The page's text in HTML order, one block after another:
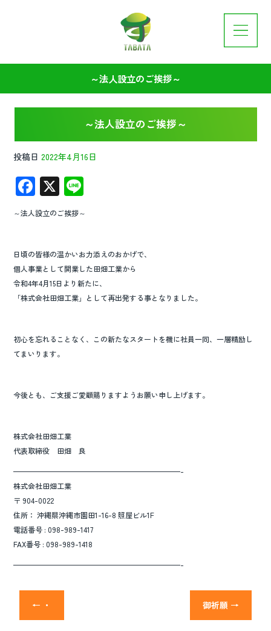
～法人設立のご挨拶～
～法人設立のご挨拶～
投稿日 2022年4月16日
F
ac
e
b
o
o
k
X
n
～法人設立のご挨拶～
日頃の皆様の温かいお力添えのおかげで、
個人事業として開業した田畑工業から
令和4年4月15日より新たに、
「株式会社田畑工業」として再出発する事となりました。
初心を忘れることなく、この新たなスタートを機に社員一同、一層精励し
てまいります。
今後とも、ご支援ご愛顧賜りますようお願い申し上げます。
株式会社田畑工業
代表取締役 田畑 良
———————————————————————-
株式会社田畑工業
〒 904-0022
住所： 沖縄県沖縄市園田1-16-8 照屋ビル1F
電話番号 : 098-989-1417
FAX番号 : 098-989-1418
———————————————————————-
← ・ 御祈願 →